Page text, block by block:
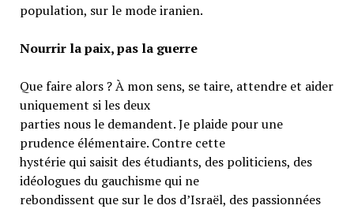
population, sur le mode iranien.
Nourrir la paix, pas la guerre
Que faire alors ? À mon sens, se taire, attendre et aider
uniquement si les deux
parties nous le demandent. Je plaide pour une
prudence élémentaire. Contre cette
hystérie qui saisit des étudiants, des politiciens, des
idéologues du gauchisme qui ne
rebondissent que sur le dos d’Israël, des passionnées